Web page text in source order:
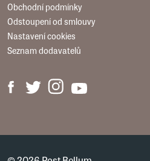
Obchodní podmínky
Odstoupení od smlouvy
Nastavení cookies
Seznam dodavatelů